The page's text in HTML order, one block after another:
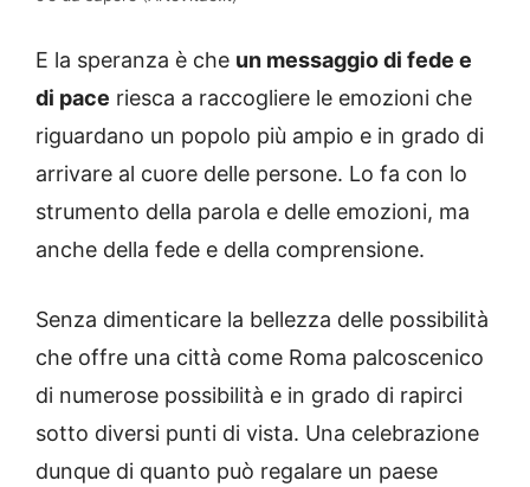
E la speranza è che un messaggio di fede e
di pace riesca a raccogliere le emozioni che
riguardano un popolo più ampio e in grado di
arrivare al cuore delle persone. Lo fa con lo
strumento della parola e delle emozioni, ma
anche della fede e della comprensione.
Senza dimenticare la bellezza delle possibilità
che offre una città come Roma palcoscenico
di numerose possibilità e in grado di rapirci
sotto diversi punti di vista. Una celebrazione
dunque di quanto può regalare un paese